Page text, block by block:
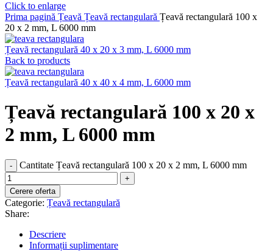
Click to enlarge
Prima pagină Țeavă Țeavă rectangulară Țeavă rectangulară 100 x
20 x 2 mm, L 6000 mm
Țeavă rectangulară 40 x 20 x 3 mm, L 6000 mm
Back to products
Țeavă rectangulară 40 x 40 x 4 mm, L 6000 mm
Țeavă rectangulară 100 x 20 x
2 mm, L 6000 mm
Cantitate Țeavă rectangulară 100 x 20 x 2 mm, L 6000 mm
Cerere oferta
Categorie: Țeavă rectangulară
Share:
Descriere
Informații suplimentare